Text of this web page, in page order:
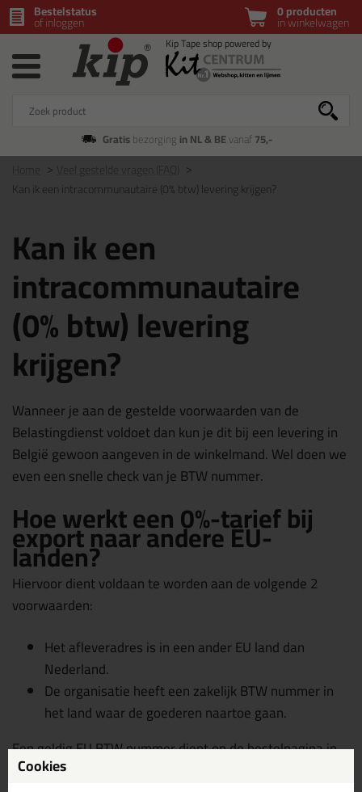
0 producten
in winkelwagen
Bestelstatus
of inloggen
Gratisbezorging in NL & BEvanaf75,-
Kan ik een intracommunautaire (0% btw) levering krijgen?
Kan ik een
intracommunautaire
(0% btw) levering
krijgen?
Wanneer je aan de gestelde voorwaarden van de
Belastingdienst voldoet dan kun je dit bij een levering in
België gewoon aangeven in de winkelmand. Wel doen we
even een snelle check van je BTW nummer.
Hoe werkt een 0%-tarief bij
export naar andere EU-
landen?
Hiervoor dient voldaan te worden aan de volgende 2
voorwaarden:
Het afleveradres is in een ander EU land dan
Nederland.
De organisatie heeft een zakelijk BTW nummer in
het land waar de goederen naartoe gaan.
Een geldig EU BTW nummer dient op de bestelpagina in
te worden ingevuld.
Cookies